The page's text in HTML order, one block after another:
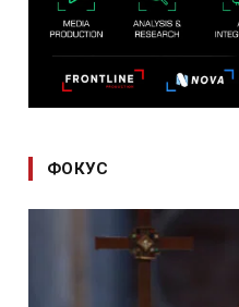
ФОКУС